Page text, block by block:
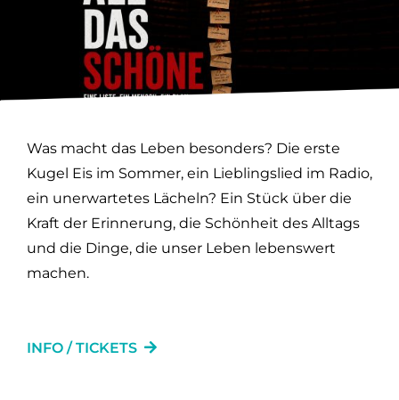
Was macht das Leben besonders? Die erste
Kugel Eis im Sommer, ein Lieblingslied im Radio,
ein unerwartetes Lächeln? Ein Stück über die
Kraft der Erinnerung, die Schönheit des Alltags
und die Dinge, die unser Leben lebenswert
machen.
INFO / TICKETS